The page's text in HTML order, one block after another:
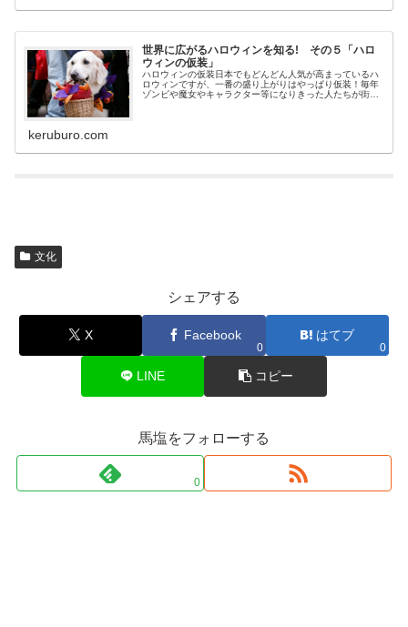
世界に広がるハロウィンを知る! その５「ハロ
ウィンの仮装」
ハロウィンの仮装日本でもどんどん人気が高まっているハ
ロウィンですが、一番の盛り上がりはやっぱり仮装！毎年
ゾンビや魔女やキャラクター等になりきった人たちが街を
keruburo.com
文化
シェアする
X Facebook
0
はてブ
0
LINE コピー
馬塩をフォローする
0